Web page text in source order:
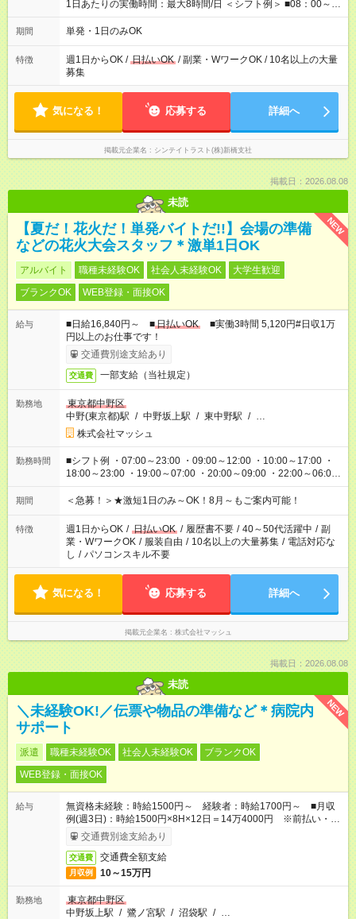
1日あたりの実働時間：最大8時間/日 ＜シフト例＞ ■08：00～
17：00 ■09：00～18：00 ■13：00～22：00 ■15：30～22：00
■20：00～翌05：00 など！ 上記時間内で、 実働8時間・休憩1
期間 単発・1日のみOK
特徴 週1日からOK / 日払いOK / 副業・WワークOK / 10名以上の大量
募集
気になる！ 応募する 詳細へ
掲載元企業名 シンテイトラスト(株)新橋支社
掲載日：2026.08.08
未読
NEW
【夏だ！花火だ！単発バイトだ!!】会場の準備
などの花火大会スタッフ＊激単1日OK
アルバイト 職種未経験OK 社会人未経験OK
大学生歓迎
ブランクOK
WEB登録・面接OK
給与 ■日給16,840円～ ■日払いOK
■実働3時間 5,120円#日収1万
円以上のお仕事です！
交通費別途支給あり
交通費 一部支給（当社規定）
勤務地
東京都中野区
中野(東京都)駅 / 中野坂上駅 / 東中野駅 / …
株式会社マッシュ
勤務時間
■シフト例 ・07:00～23:00 ・09:00～12:00 ・10:00～17:00 ・
18:00～23:00 ・19:00～07:00 ・20:00～09:00 ・22:00～06:00
etc ★最短3時間で5,120円のお仕事から／15時間で2万円近く稼
げるお仕事も！ ご希望のお時間に合わせてご紹介！ ※シフトは
ください！
期間 ＜急募！＞★激短1日のみ～OK！8月～もご案内可能！
特徴 週1日からOK / 日払いOK / 履歴書不要 / 40～50代活躍中 / 副
業・WワークOK / 服装自由 / 10名以上の大量募集 / 電話対応な
し / パソコンスキル不要
気になる！ 応募する 詳細へ
掲載元企業名 株式会社マッシュ
掲載日：2026.08.08
未読
NEW
＼未経験OK!／伝票や物品の準備など＊病院内
サポート
派遣 職種未経験OK 社会人未経験OK
ブランクOK
WEB登録・面接OK
給与
無資格未経験：時給1500円～ 経験者：時給1700円～ ■月収
例(週3日)：時給1500円×8H×12日＝14万4000円 ※前払い・日
払い・週払いOK
交通費別途支給あり
交通費 交通費全額支給
月収例 10～15万円
勤務地
東京都中野区
中野坂上駅 / 鷺ノ宮駅 / 沼袋駅 / …